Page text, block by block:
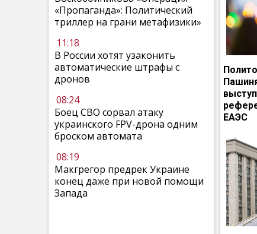
«Пропаганда»: Политический
триллер на грани метафизики»
11:18
В России хотят узаконить
автоматические штрафы с
дронов
08:24
Боец СВО сорвал атаку
украинского FPV-дрона одним
броском автомата
08:19
Макгрегор предрек Украине
конец даже при новой помощи
Запада
ЕАЭС